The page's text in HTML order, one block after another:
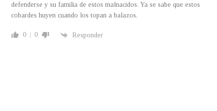
defenderse y su familia de estos malnacidos. Ya se sabe que estos
cobardes huyen cuando los topan a balazos.
0 0 Responder